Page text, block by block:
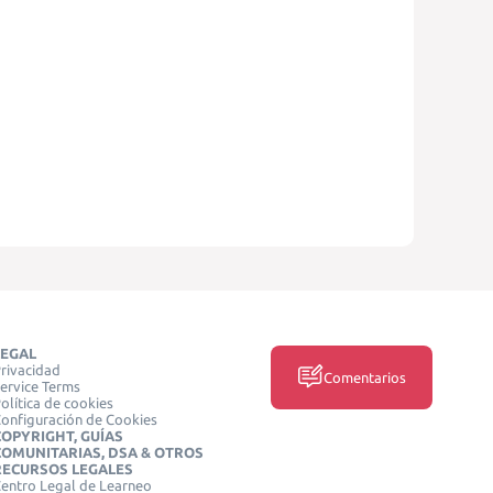
Terms
de cookies
de Cookies
GUÍAS
DSA & OTROS
LEGALES
Legal de Learneo
Comentarios